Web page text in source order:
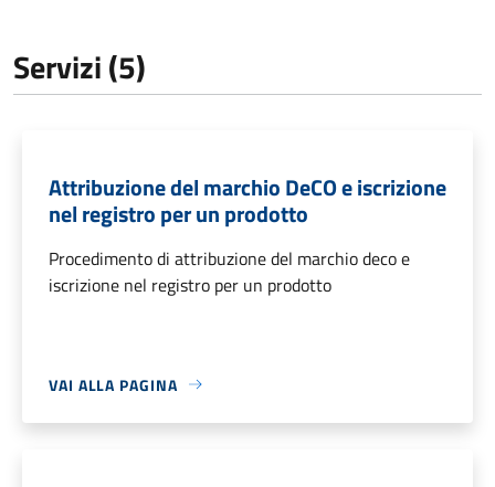
Servizi (5)
Attribuzione del marchio DeCO e iscrizione
nel registro per un prodotto
Procedimento di attribuzione del marchio deco e
iscrizione nel registro per un prodotto
VAI ALLA PAGINA